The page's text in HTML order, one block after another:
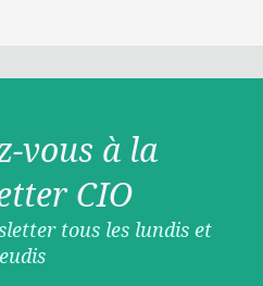
vous à la
CIO
tous les lundis et